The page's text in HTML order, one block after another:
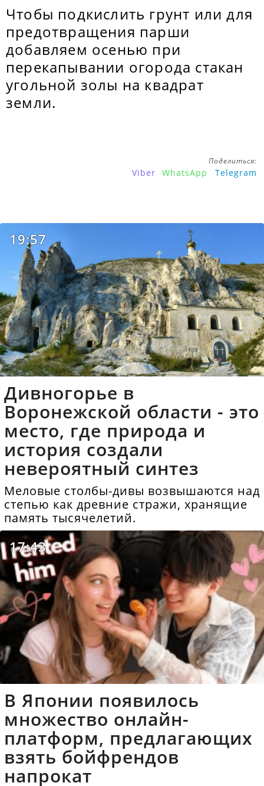
Чтобы подкислить грунт или для
предотвращения парши
добавляем осенью при
перекапывании огорода стакан
угольной золы на квадрат
земли.
Поделиться:
Viber WhatsApp Telegram
19:57
Дивногорье в
Воронежской области - это
место, где природа и
история создали
невероятный синтез
Меловые столбы-дивы возвышаются над
степью как древние стражи, хранящие
память тысячелетий.
17:43
В Японии появилось
множество онлайн-
платформ, предлагающих
взять бойфрендов
напрокат